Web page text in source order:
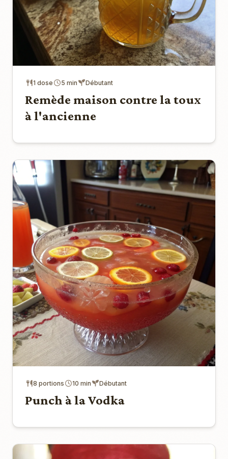
1 dose 5 min Débutant
Remède maison contre la toux
à l'ancienne
8 portions 10 min Débutant
Punch à la Vodka